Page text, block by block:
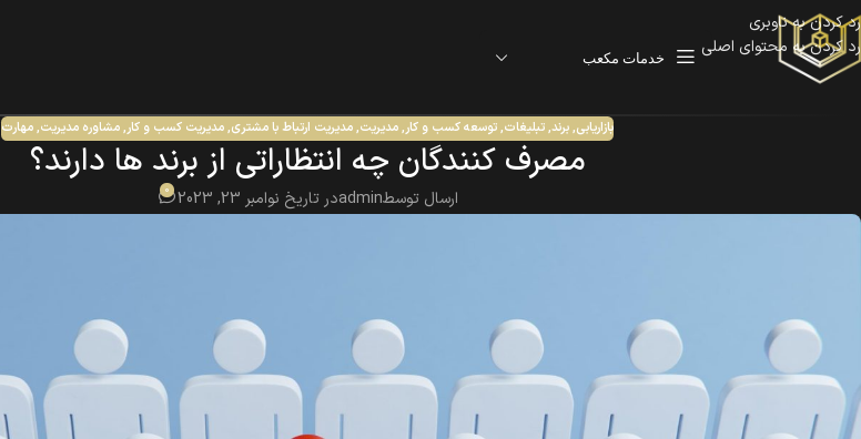
رد کردن به ناوبری
رد کردن به محتوای اصلی
خدمات مکعب
بازاریابی,برند,تبلیغات,توسعه کسب و کار,مدیریت,مدیریت ارتباط با مشتری,مدیریت کسب و کار,مشاوره مدیریت,مهارت
مصرف کنندگان چه انتظاراتی از برند ها دارند؟
ارسال توسطadminدر تاریخ نوامبر 23, 2023 0